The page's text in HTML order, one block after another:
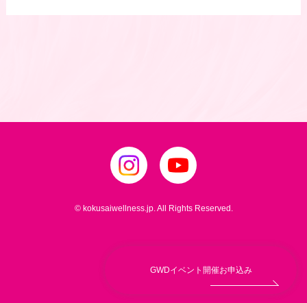
© kokusaiwellness.jp. All Rights Reserved.
GWDイベント開催お申込み